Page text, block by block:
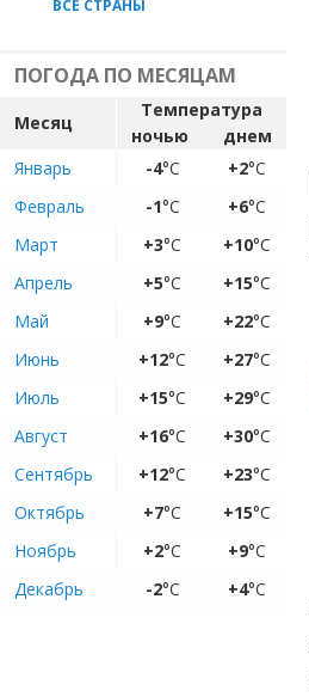
ВСЕ СТРАНЫ
ПОГОДА ПО МЕСЯЦАМ
Месяц
Температура
ночью
днем
Январь
-4°C +2°C
Февраль
-1°C +6°C
Март
+3°C +10°C
Апрель
+5°C +15°C
Май
+9°C +22°C
Июнь
+12°C +27°C
Июль
+15°C +29°C
Август
+16°C +30°C
Сентябрь
+12°C +23°C
Октябрь
+7°C +15°C
Ноябрь
+2°C +9°C
Декабрь
-2°C +4°C